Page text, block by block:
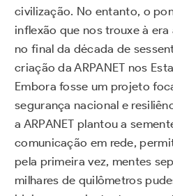
civilização. No entanto, o
inflexão que nos trouxe à
no final da década de
criação da ARPANET nos
Embora fosse um projeto
segurança nacional e
a ARPANET plantou a
comunicação em rede,
pela primeira vez, mentes
milhares de quilômetros